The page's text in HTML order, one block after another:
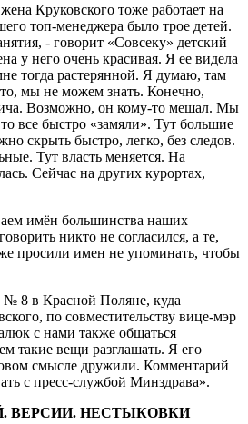
Круковского тоже работает на
топ-менеджера было трое детей.
- говорит «Совсеку» детский
у него очень красивая. Я ее видела
тогда растерянной. Я думаю, там
мы не можем знать. Конечно,
Возможно, он кому-то мешал. Мы
все быстро «замяли». Тут большие
скрыть быстро, легко, без следов.
Тут власть меняется. На
Сейчас на других курортах,
имён большинства наших
никто не согласился, а те,
просили имен не упоминать, чтобы
8 в Красной Поляне, куда
по совместительству вице-мэр
с нами также общаться
такие вещи разглашать. Я его
смысле дружили. Комментарий
с пресс-службой Минздрава».
ВЕРСИИ. НЕСТЫКОВКИ